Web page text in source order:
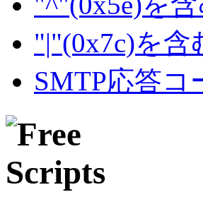
"|"(0x7c)を含
SMTP応答コ